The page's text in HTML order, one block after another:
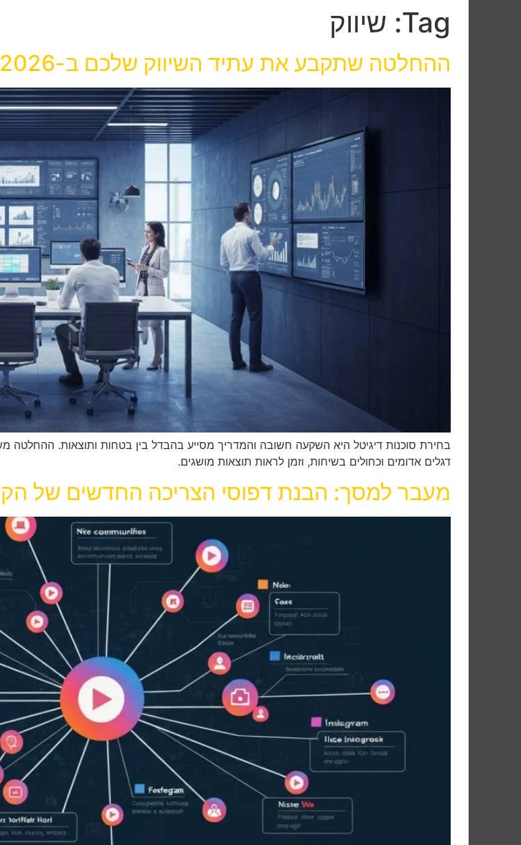
Tag: שיווק
ההחלטה שתקבע את עתיד השיווק שלכם ב-2026
בחירת סוכנות דיגיטל היא השקעה חשובה והמדריך מסייע בהבדל בין בטחות ותוצאות. ההחלטה
דגלים אדומים וכחולים בשיחות, וזמן לראות תוצאות מושגים.
מעבר למסך: הבנת דפוסי הצריכה החדשים של